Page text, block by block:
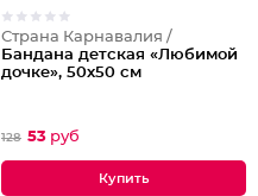
Страна Карнавалия /
Бандана детская «Любимой
дочке», 50х50 см
128 53 руб